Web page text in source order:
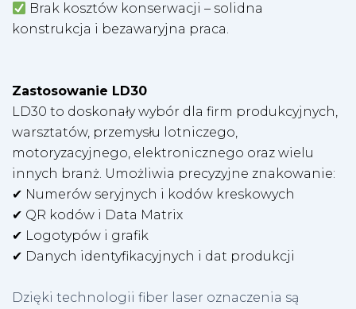
Brak kosztów konserwacji – solidna
konstrukcja i bezawaryjna praca.
Zastosowanie LD30
LD30 to doskonały wybór dla firm produkcyjnych,
warsztatów, przemysłu lotniczego,
motoryzacyjnego, elektronicznego oraz wielu
innych branż. Umożliwia precyzyjne znakowanie:
✔ Numerów seryjnych i kodów kreskowych
✔ QR kodów i Data Matrix
✔ Logotypów i grafik
✔ Danych identyfikacyjnych i dat produkcji
Dzięki technologii fiber laser oznaczenia są